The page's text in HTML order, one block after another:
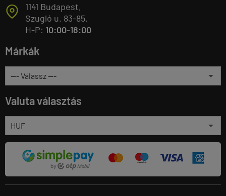
T
1141 Budapest,
Szugló u. 83-85.
H-P: 10:00-18:00
Márkák
Valuta választás